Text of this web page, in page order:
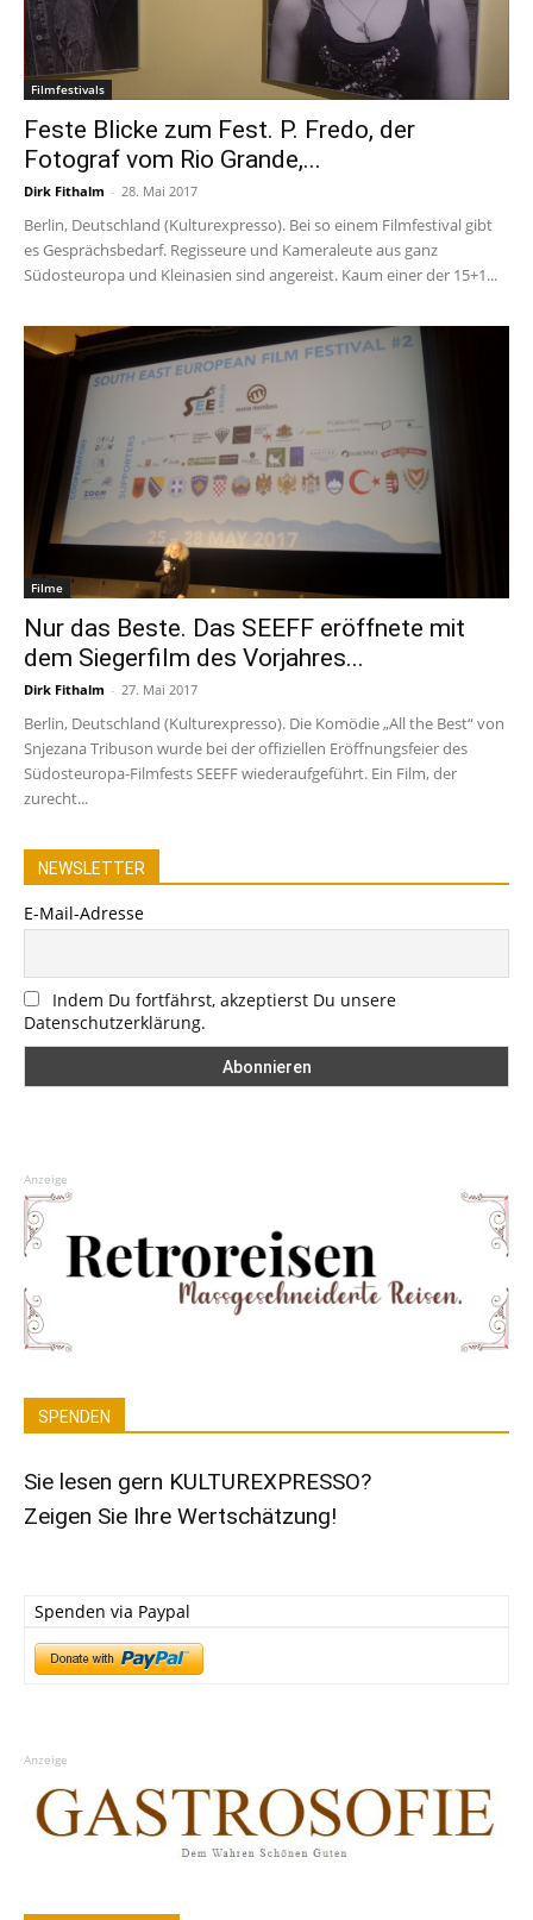
Filmfestivals
Feste Blicke zum Fest. P. Fredo, der
Fotograf vom Rio Grande,...
Dirk Fithalm - 28. Mai 2017
Berlin, Deutschland (Kulturexpresso). Bei so einem Filmfestival gibt
es Gesprächsbedarf. Regisseure und Kameraleute aus ganz
Südosteuropa und Kleinasien sind angereist. Kaum einer der 15+1...
Filme
Nur das Beste. Das SEEFF eröffnete mit
dem Siegerfilm des Vorjahres...
Dirk Fithalm - 27. Mai 2017
Berlin, Deutschland (Kulturexpresso). Die Komödie „All the Best“ von
Snjezana Tribuson wurde bei der offiziellen Eröffnungsfeier des
Südosteuropa-Filmfests SEEFF wiederaufgeführt. Ein Film, der
zurecht...
NEWSLETTER
E-Mail-Adresse
Indem Du fortfährst, akzeptierst Du unsere
Datenschutzerklärung.
Anzeige
SPENDEN
Sie lesen gern KULTUREXPRESSO?
Zeigen Sie Ihre Wertschätzung!
Spenden via Paypal
Anzeige